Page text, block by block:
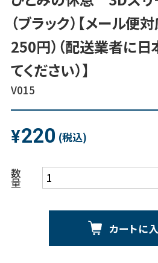
（ブラック）【メール便
250円）（配送業者に
てください）】
V015
¥220 (税込)
数
量
カートに